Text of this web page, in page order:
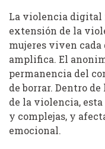
La violencia digital
extensión de la
mujeres viven cada
amplifica. El
permanencia del
de borrar. Dentro
de la violencia, esta
y complejas, y
emocional.